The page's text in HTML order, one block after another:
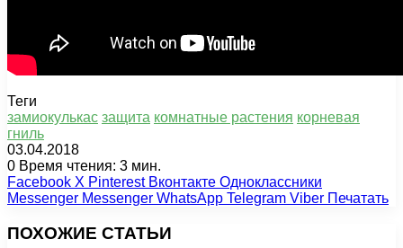
Теги
замиокулькас защита комнатные растения корневая
гниль
03.04.2018
0 Время чтения: 3 мин.
Facebook X Pinterest Вконтакте Одноклассники
Messenger Messenger WhatsApp Telegram Viber Печатать
ПОХОЖИЕ СТАТЬИ